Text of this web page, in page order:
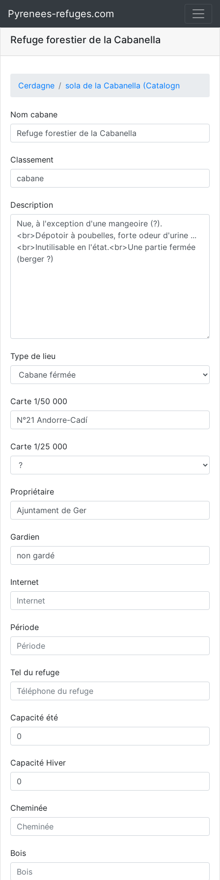
Pyrenees-refuges.com
Refuge forestier de la Cabanella
Cerdagne sola de la Cabanella (Catalogn
Nom cabane
Classement
Description
Type de lieu
Carte 1/50 000
Carte 1/25 000
Propriétaire
Gardien
Internet
Période
Tel du refuge
Capacité été
Capacité Hiver
Cheminée
Bois